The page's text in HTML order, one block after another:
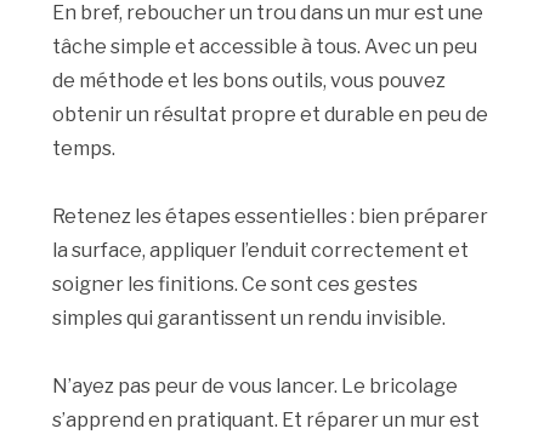
En bref, reboucher un trou dans un mur est une
tâche simple et accessible à tous. Avec un peu
de méthode et les bons outils, vous pouvez
obtenir un résultat propre et durable en peu de
temps.
Retenez les étapes essentielles : bien préparer
la surface, appliquer l’enduit correctement et
soigner les finitions. Ce sont ces gestes
simples qui garantissent un rendu invisible.
N’ayez pas peur de vous lancer. Le bricolage
s’apprend en pratiquant. Et réparer un mur est